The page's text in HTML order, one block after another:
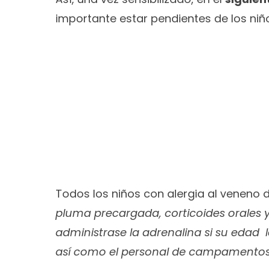
importante estar pendientes de los
Todos los niños con alergia al veneno
pluma precargada, corticoides orales
administrase la adrenalina si su edad
así como el personal de